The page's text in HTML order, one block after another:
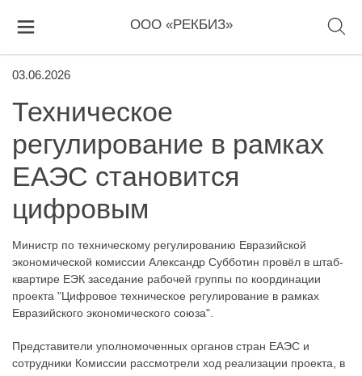
ООО «РЕКБИЗ»
03.06.2026
Техническое
регулирование в рамках
ЕАЭС становится
цифровым
Министр по техническому регулированию Евразийской
экономической комиссии Александр Субботин провёл в штаб-
квартире ЕЭК заседание рабочей группы по координации
проекта "Цифровое техническое регулирование в рамках
Евразийского экономического союза".
Представители уполномоченных органов стран ЕАЭС и
сотрудники Комиссии рассмотрели ход реализации проекта, в